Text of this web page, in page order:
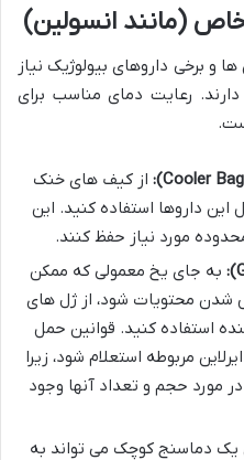
(مانند انسولین)
و برخی داروهای بیولوژیک نیاز
رعایت دمای مناسب برای
از کیف های خنک
داروها استفاده کنید. این
مورد نیاز حفظ کنند.
به جای یخ معمولی که ممکن
محتویات شود، از ژل های
استفاده کنید. قوانین حمل
مربوطه استعلام شود، زیرا
حجم و تعداد آنها وجود
یک دماسنج کوچک می تواند به